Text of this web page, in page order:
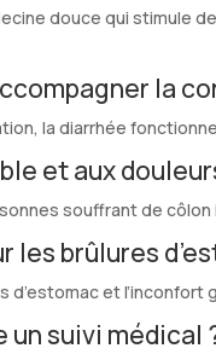
douce qui stimule
la
la diarrhée
et aux
souffrant de
les brûlures
d’estomac et
suivi médical